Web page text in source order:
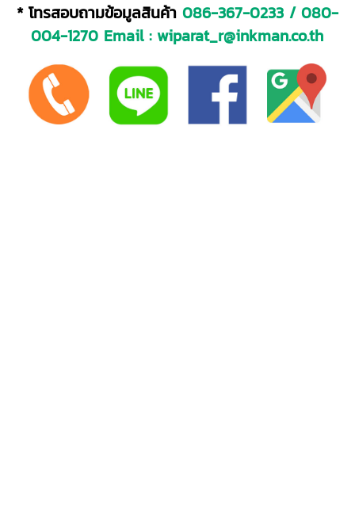
* โทรสอบถามข้อมูลสินค้า 086-367-0233/ 080-
004-1270 Email :wiparat_r@inkman.co.th